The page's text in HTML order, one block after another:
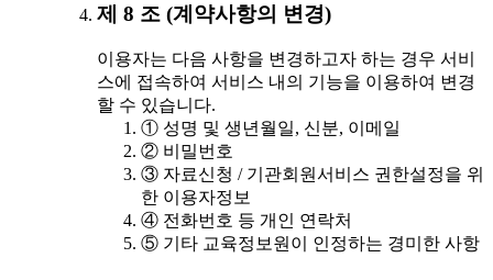
제 8 조 (계약사항의 변경)
이용자는 다음 사항을 변경하고자 하는 경우 서비
스에 접속하여 서비스 내의 기능을 이용하여 변경
할 수 있습니다.
① 성명 및 생년월일, 신분, 이메일
② 비밀번호
③ 자료신청 / 기관회원서비스 권한설정을 위
한 이용자정보
④ 전화번호 등 개인 연락처
⑤ 기타 교육정보원이 인정하는 경미한 사항